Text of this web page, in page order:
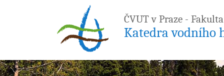
ČVUT v Praze -
Katedra vodního